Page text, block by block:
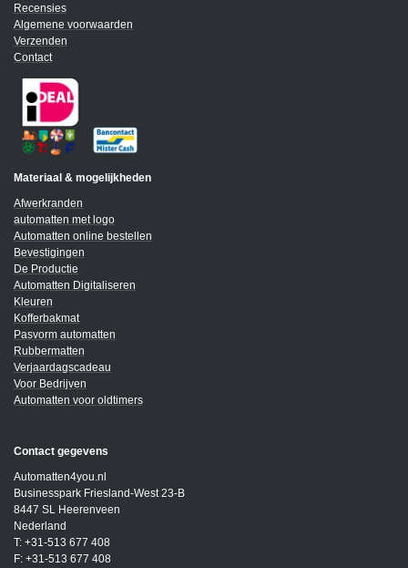
Recensies
Algemene voorwaarden
Verzenden
Contact
Materiaal & mogelijkheden
Afwerkranden
automatten met logo
Automatten online bestellen
Bevestigingen
De Productie
Automatten Digitaliseren
Kleuren
Kofferbakmat
Pasvorm automatten
Rubbermatten
Verjaardagscadeau
Voor Bedrijven
Automatten voor oldtimers
Contact gegevens
Automatten4you.nl
Businesspark Friesland-West 23-B
8447 SL Heerenveen
Nederland
T: +31-513 677 408
F: +31-513 677 408